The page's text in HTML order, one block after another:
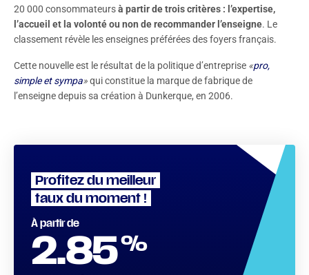
20 000 consommateursà partir de trois critères : l’expertise,
l’accueil et la volonté ou non de recommander l’enseigne. Le
classement révèle les enseignes préférées des foyers français.
Cette nouvelle est le résultat de la politique d’entreprise «pro,
simple et sympa»qui constitue la marque de fabrique de
l’enseigne depuis sa création à Dunkerque, en 2006.
Profitez du meilleur
taux du moment !
À partir de
2.85%